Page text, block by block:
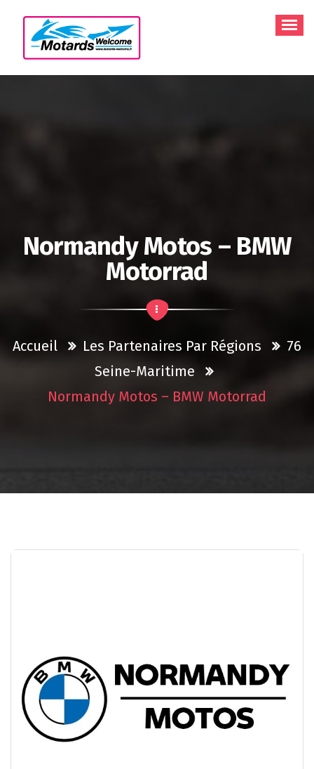
contenu
Normandy Motos – BMW
Motorrad
Accueil Les Partenaires Par Régions
76
Seine-Maritime
Normandy Motos – BMW Motorrad